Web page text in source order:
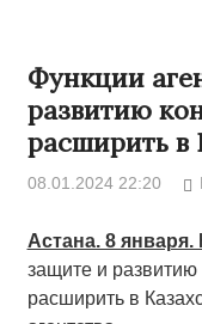
Функции
развитию
расширить в
08.01.2024 22:20
Астана. 8 января.
защите и развитию
расширить в